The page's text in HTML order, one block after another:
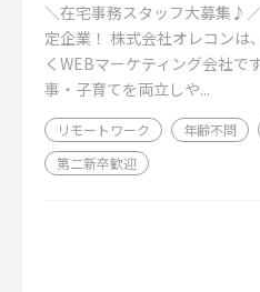
＼在宅事務スタッフ大募集♪
定企業！ 株式会社オレコンは
くWEBマーケティング会社で
事・子育てを両立しや...
リモートワーク 年齢不問
第二新卒歓迎